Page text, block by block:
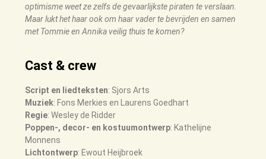
optimisme weet ze zelfs de gevaarlijkstepiraten te verslaan.
Maar lukt het haar ook om haar vader te bevrijden en samen
met Tommie enAnnika veilig thuis te komen?
Cast & crew
Script en liedteksten: Sjors Arts
Muziek: Fons Merkies en Laurens Goedhart
Regie: Wesley de Ridder
Poppen-, decor- en kostuumontwerp: Kathelijne
Monnens
Lichtontwerp:Ewout Heijbroek